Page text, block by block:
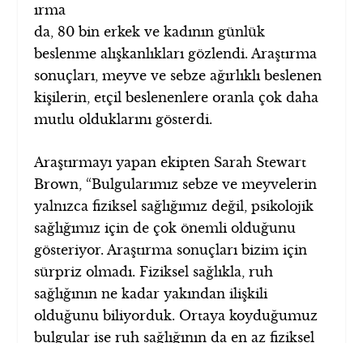
ırma
da, 80 bin erkek ve kadının günlük
beslenme alışkanlıkları gözlendi. Araştırma
sonuçları, meyve ve sebze ağırlıklı beslenen
kişilerin, etçil beslenenlere oranla çok daha
mutlu olduklarını gösterdi.
Araştırmayı yapan ekipten Sarah Stewart
Brown, “Bulgularımız sebze ve meyvelerin
yalnızca fiziksel sağlığımız değil, psikolojik
sağlığımız için de çok önemli olduğunu
gösteriyor. Araştırma sonuçları bizim için
sürpriz olmadı. Fiziksel sağlıkla, ruh
sağlığının ne kadar yakından ilişkili
olduğunu biliyorduk. Ortaya koyduğumuz
bulgular ise ruh sağlığının da en az fiziksel